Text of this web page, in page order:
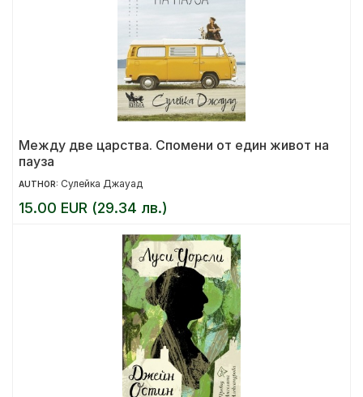
Между две царства. Спомени от един живот на
пауза
AUTHOR: Сулейка Джауад
15.00 EUR (29.34 лв.)